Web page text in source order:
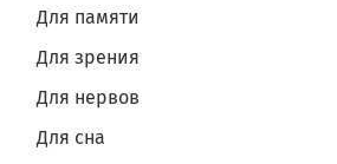
Для памяти
Для зрения
Для нервов
Для сна